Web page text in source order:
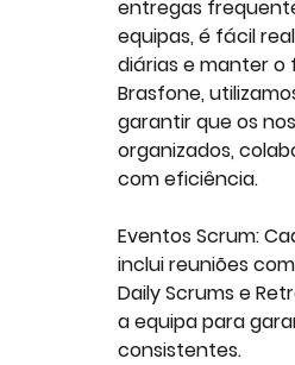
entregas
equipas, é fácil
diárias e manter o
Brasfone,
garantir que os
organizados,
com eficiência.
Eventos Scrum:
inclui reuniões
Daily Scrums e
a equipa para
consistentes.